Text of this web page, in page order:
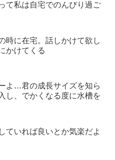
て私は自宅でのんびり過ご
時に在宅。話しかけて欲し
かけてくる
よ…君の成長サイズを知ら
し、でかくなる度に水槽を
ていれば良いとか気楽だよ